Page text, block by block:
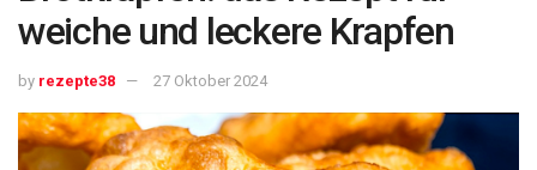
weiche und leckere Krapfen
by rezepte38 27 Oktober 2024